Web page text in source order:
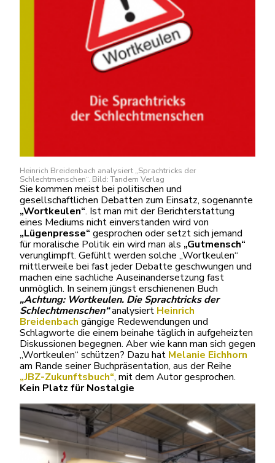
Heinrich Breidenbach analysiert „Sprachtricks der
Schlechtmenschen“. Bild: Tandem Verlag
Sie kommen meist bei politischen und
gesellschaftlichen Debatten zum Einsatz, sogenannte
„Wortkeulen“. Ist man mit der Berichterstattung
eines Mediums nicht einverstanden wird von
„Lügenpresse“ gesprochen oder setzt sich jemand
für moralische Politik ein wird man als „Gutmensch“
verunglimpft. Gefühlt werden solche „Wortkeulen“
mittlerweile bei fast jeder Debatte geschwungen und
machen eine sachliche Auseinandersetzung fast
unmöglich. In seinem jüngst erschienenen Buch
„Achtung: Wortkeulen. Die Sprachtricks der
Schlechtmenschen“analysiert Heinrich
Breidenbach gängige Redewendungen und
Schlagworte die einem beinahe täglich in aufgeheizten
Diskussionen begegnen. Aber wie kann man sich gegen
„Wortkeulen“ schützen? Dazu hat Melanie Eichhorn
am Rande seiner Buchpräsentation, aus der Reihe
„JBZ-Zukunftsbuch“, mit dem Autor gesprochen.
Kein Platz für Nostalgie